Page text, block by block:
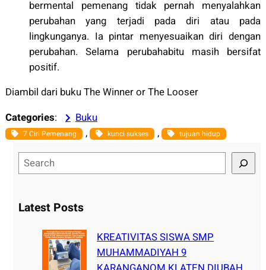
bermental pemenang tidak pernah menyalahkan
perubahan yang terjadi pada diri atau pada
lingkunganya. Ia pintar menyesuaikan diri dengan
perubahan. Selama perubahabitu masih bersifat
positif.
Diambil dari buku The Winner or The Looser
Categories: Buku
7 Ciri Pemenang , kunci sukses , tujuan hidup
e
rLatest Posts
KREATIVITAS SISWA SMP
MUHAMMADIYAH 9